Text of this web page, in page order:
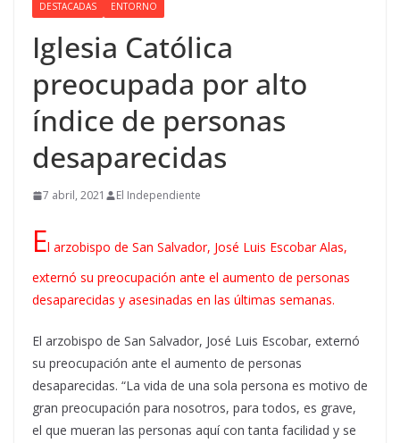
DESTACADAS ENTORNO
Iglesia Católica
preocupada por alto
índice de personas
desaparecidas
7 abril, 2021 El Independiente
El arzobispo de San Salvador, José Luis Escobar Alas,
externó su preocupación ante el aumento de personas
desaparecidas y asesinadas en las últimas semanas.
El arzobispo de San Salvador, José Luis Escobar, externó
su preocupación ante el aumento de personas
desaparecidas. “La vida de una sola persona es motivo de
gran preocupación para nosotros, para todos, es grave,
el que mueran las personas aquí con tanta facilidad y se